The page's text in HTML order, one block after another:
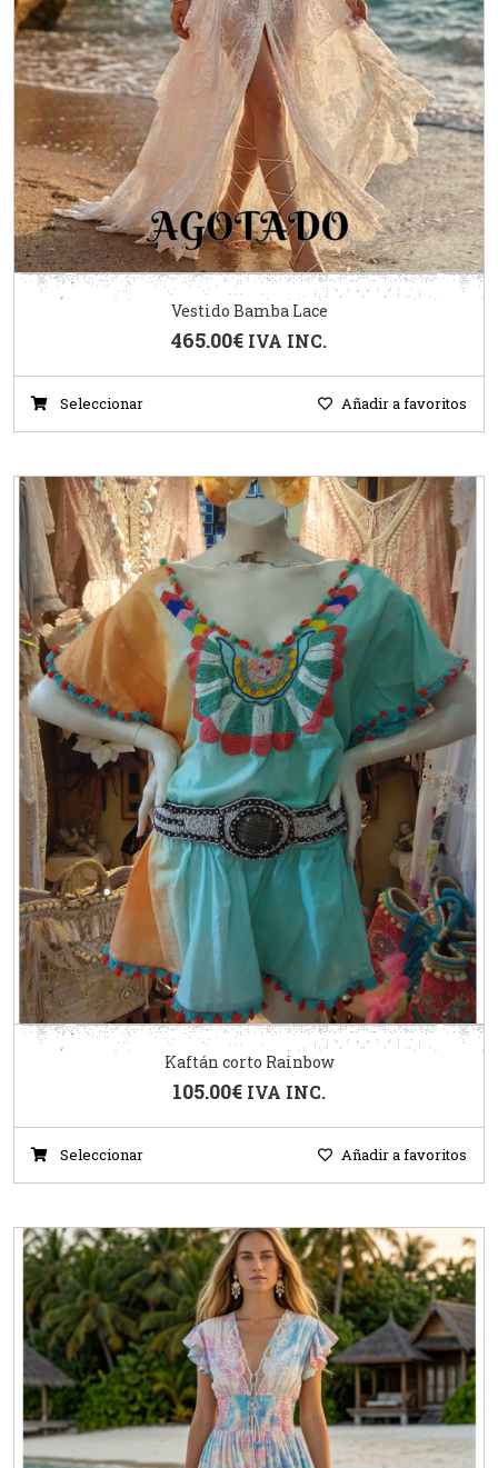
Vestido Bamba Lace
465.00€ IVA INC.
Seleccionar Añadir a favoritos
Kaftán corto Rainbow
105.00€ IVA INC.
Seleccionar Añadir a favoritos